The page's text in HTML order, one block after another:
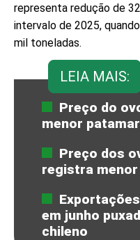
representa redução de
intervalo de 2025,
mil toneladas.
LEIA MAIS:
Preço do
menor
Preço dos
registra menor
em junho
chileno